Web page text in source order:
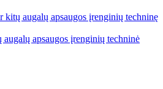
kitų augalų apsaugos įrenginių techninę
apsaugos įrenginių techninė